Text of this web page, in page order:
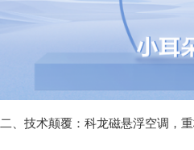
二、技术颠覆：科龙磁悬浮空调，